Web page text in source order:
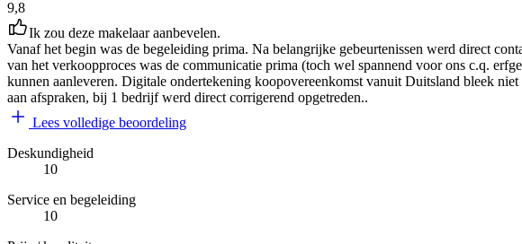
9,8
Ik zou deze makelaar aanbevelen.
Vanaf het begin was de begeleiding prima. Na belangrijke gebeurtenissen werd direct
van het verkoopproces was de communicatie prima (toch wel spannend voor ons c.q.
kunnen aanleveren. Digitale ondertekening koopovereenkomst vanuit Duitsland bleek
aan afspraken, bij 1 bedrijf werd direct corrigerend opgetreden..
Lees volledige beoordeling
Deskundigheid
10
Service en begeleiding
10